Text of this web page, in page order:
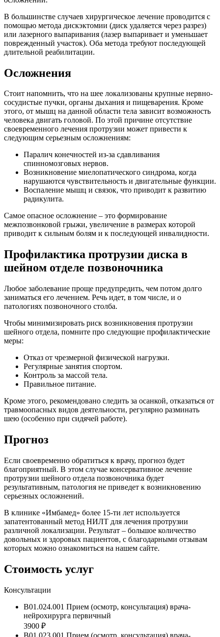
В большинстве случаев хирургическое лечение проводится с
помощью метода дискэктомии (диск удаляется через разрез)
или лазерного выпаривания (лазер выпаривает и уменьшает
поврежденный участок). Оба метода требуют последующей
длительной реабилитации.
Осложнения
Стоит напомнить, что на шее локализованы крупные нервно-
сосудистые пучки, органы дыхания и пищеварения. Кроме
этого, от мышц на данной области тела зависит возможность
человека двигать головой. По этой причине отсутствие
своевременного лечения протрузии может привести к
следующим серьезным осложнениям:
Паралич конечностей из-за сдавливания
спинномозговых нервов.
Возникновение миелопатического синдрома, когда
нарушаются чувствительность и двигательные функции.
Воспаление мышц и связок, что приводит к развитию
радикулита.
Самое опасное осложнение – это формирование
межпозвонковой грыжи, увеличение в размерах которой
приводит к сильным болям и к последующей инвалидности.
Профилактика протрузии диска в
шейном отделе позвоночника
Любое заболевание проще предупредить, чем потом долго
заниматься его лечением. Речь идет, в том числе, и о
патологиях позвоночного столба.
Чтобы минимизировать риск возникновения протрузии
шейного отдела, помните про следующие профилактические
меры:
Отказ от чрезмерной физической нагрузки.
Регулярные занятия спортом.
Контроль за массой тела.
Правильное питание.
Кроме этого, рекомендовано следить за осанкой, отказаться от
травмоопасных видов деятельности, регулярно разминать
шею (особенно при сидячей работе).
Прогноз
Если своевременно обратиться к врачу, прогноз будет
благоприятный. В этом случае консервативное лечение
протрузии шейного отдела позвоночника будет
результативным, патология не приведет к возникновению
серьезных осложнений.
В клинике «Имбамед» более 15-ти лет используется
запатентованный метод НИЛТ для лечения протрузии
различной локализации. Результат – большое количество
довольных и здоровых пациентов, с благодарными отзывам
которых можно ознакомиться на нашем сайте.
Стоимость услуг
Консультации
B01.024.001 Прием (осмотр, консультация) врача-
нейрохирурга первичный
3900 ₽
B01.023.001 Прием (осмотр, консультация) врача-